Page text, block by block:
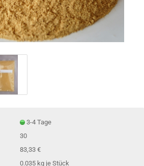
3-4 Tage
30
83,33 €
0.035 kg je Stück